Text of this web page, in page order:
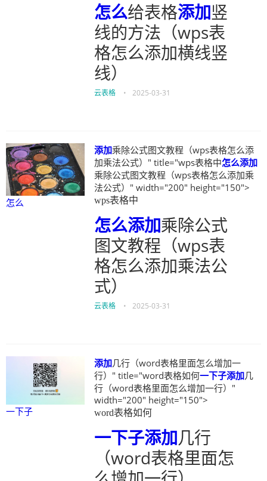
怎么给表格添加竖
线的方法（wps表
格怎么添加横线竖
线）
云表格 • 2025-03-31
怎么
添加乘除公式图文教程（wps表格怎么添
加乘法公式）" title="wps表格中怎么添加
乘除公式图文教程（wps表格怎么添加乘
法公式）" width="200" height="150">
wps表格中
怎么添加乘除公式
图文教程（wps表
格怎么添加乘法公
式）
云表格 • 2025-03-31
一下子
添加几行（word表格里面怎么增加一
行）" title="word表格如何一下子添加几
行（word表格里面怎么增加一行）"
width="200" height="150">
word表格如何
一下子添加几行
（word表格里面怎